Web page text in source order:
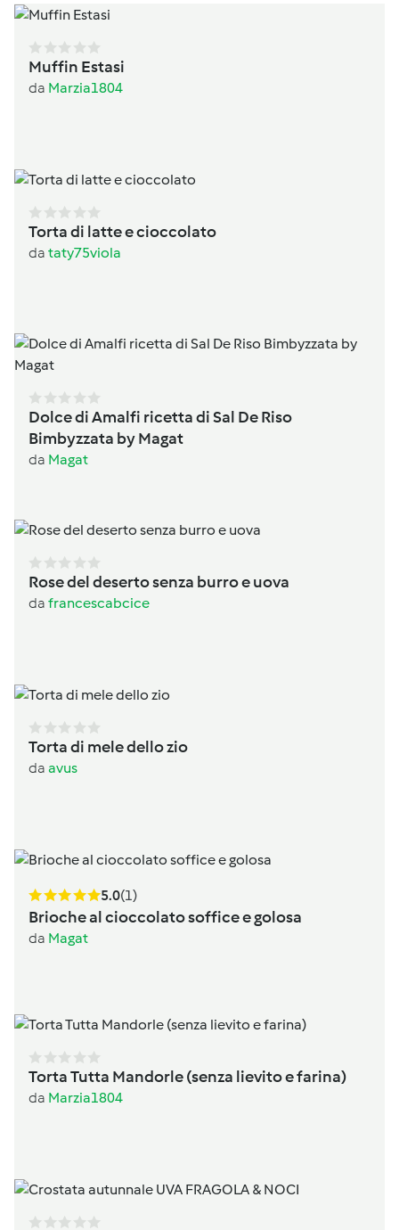
Muffin Estasi
da Marzia1804
Torta di latte e cioccolato
da taty75viola
Dolce di Amalfi ricetta di Sal De Riso
Bimbyzzata by Magat
da Magat
Rose del deserto senza burro e uova
da francescabcice
Torta di mele dello zio
da avus
5.0(1)
Brioche al cioccolato soffice e golosa
da Magat
Torta Tutta Mandorle (senza lievito e farina)
da Marzia1804